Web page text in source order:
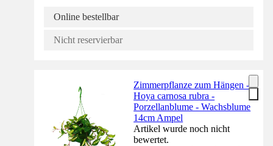
Online bestellbar
Nicht reservierbar
Zimmerpflanze zum Hängen -
Hoya carnosa rubra -
Porzellanblume - Wachsblume
14cm Ampel
Artikel wurde noch nicht
bewertet.